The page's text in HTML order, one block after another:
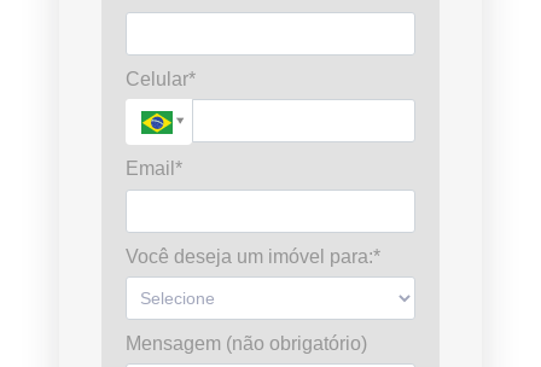
Celular*
Email*
Você deseja um imóvel para:*
Mensagem (não obrigatório)